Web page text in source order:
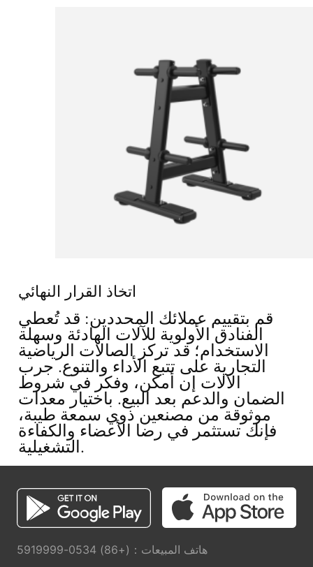
اتخاذ القرار النهائي
قم بتقييم عملائك المحددين: قد تُعطي
الفنادق الأولوية للآلات الهادئة وسهلة
الاستخدام؛ قد تركز الصالات الرياضية
التجارية على تتبع الأداء والتنوع. جرب
الآلات إن أمكن، وفكر في شروط
الضمان والدعم بعد البيع. باختيار معدات
موثوقة من مصنعين ذوي سمعة طيبة،
فإنك تستثمر في رضا الأعضاء والكفاءة
التشغيلية.
هاتف المبيعات：(+86) 0534-5919999